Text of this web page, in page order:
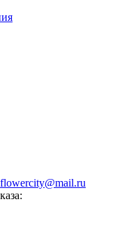
flowercity@mail.ru